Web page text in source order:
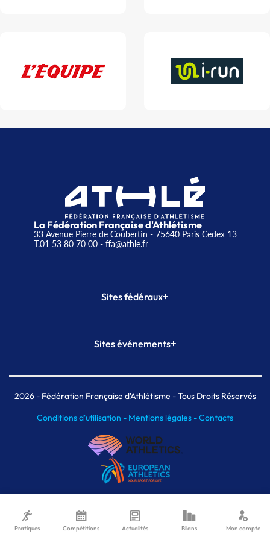
La Fédération Française d'Athlétisme
33 Avenue Pierre de Coubertin - 75640 Paris Cedex 13
T.01 53 80 70 00- ffa@athle.fr
Sites fédéraux+
Plateforme Formation
Sites événements+
Meeting de Paris indoor
MAIF Ekiden de Paris
2026- Fédération Française d'Athlétisme - Tous Droits Réservés
Conditions d'utilisation - Mentions légales -Contacts
Pratiques Compétitions Actualités Bilans Mon compte